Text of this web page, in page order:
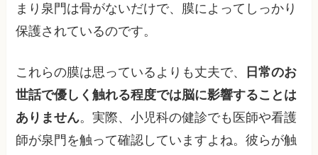
まり泉門は骨がないだけで、膜によってしっかり
保護されているのです。
これらの膜は思っているよりも丈夫で、
日常のお
世話で優しく触れる程度では脳に影響することは
ありません。実際、小児科の健診でも医師や看護
師が泉門を触って確認していますよね。彼らが触